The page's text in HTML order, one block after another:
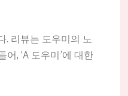
. 리뷰는 도우미의 노
, ‘A 도우미’에 대한